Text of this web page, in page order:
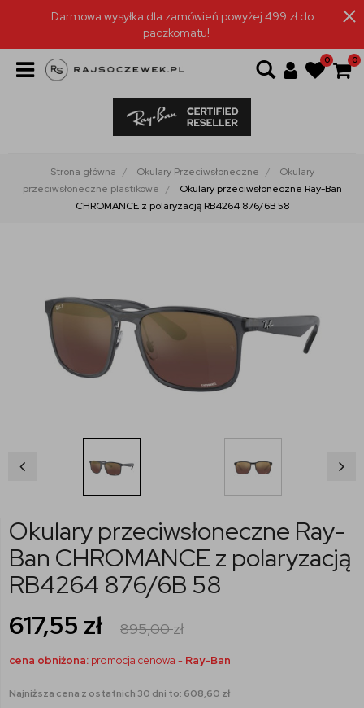
Darmowa wysyłka dla zamówień powyżej 499 zł do
paczkomatu!
0 0
Strona główna Okulary Przeciwsłoneczne
Okulary
przeciwsłoneczne plastikowe
Okulary przeciwsłoneczne Ray-Ban
CHROMANCE z polaryzacją RB4264 876/6B 58
Okulary przeciwsłoneczne Ray-
Ban CHROMANCE z polaryzacją
RB4264 876/6B 58
617,55 zł 895,00zł
cena obniżona: promocja cenowa - Ray-Ban
Najniższa cena z ostatnich 30 dni to: 608,60 zł